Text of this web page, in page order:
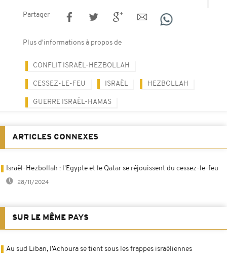
Partager
Plus d'informations à propos de
CONFLIT ISRAËL-HEZBOLLAH
CESSEZ-LE-FEU ISRAËL HEZBOLLAH
GUERRE ISRAËL-HAMAS
ARTICLES CONNEXES
Israël-Hezbollah : l'Egypte et le Qatar se réjouissent du cessez-le-feu
28/11/2024
SUR LE MÊME PAYS
Au sud Liban, l’Achoura se tient sous les frappes israéliennes